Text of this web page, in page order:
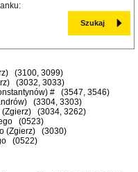
(3100, 3099)
(3032, 3033)
# (3547, 3546)
(3304, 3303)
(Zgierz) (3034, 3262)
(0523)
(Zgierz) (3030)
(0522)